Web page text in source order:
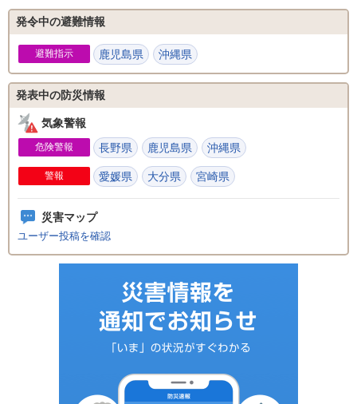
発令中の避難情報
避難指示 鹿児島県 沖縄県
発表中の防災情報
気象警報
危険警報 長野県 鹿児島県 沖縄県
警報 愛媛県 大分県 宮崎県
災害マップ
ユーザー投稿を確認